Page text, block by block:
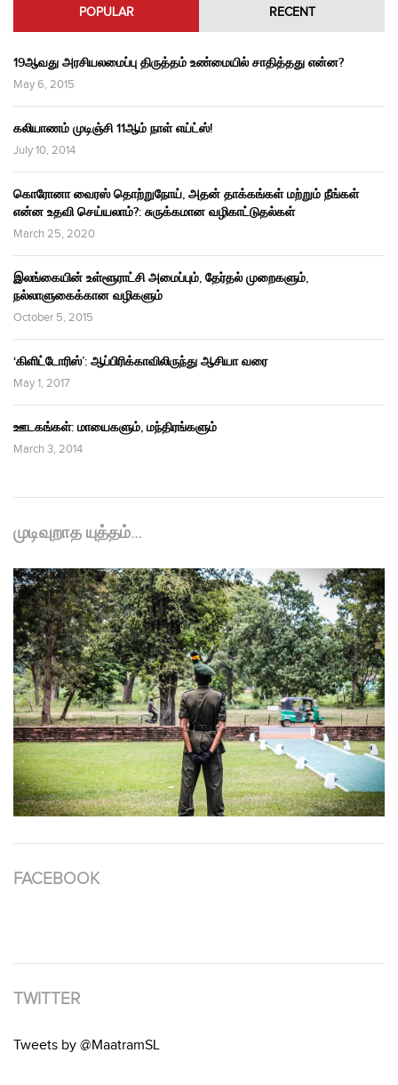
POPULAR RECENT
19ஆவது அரசியலமைப்பு திருத்தம் உண்மையில் சாதித்தது என்ன?
May 6, 2015
கலியாணம் முடிஞ்சி 11ஆம் நாள் எய்ட்ஸ்!
July 10, 2014
கொரோனா வைரஸ் தொற்றுநோய், அதன் தாக்கங்கள் மற்றும் நீங்கள்
என்ன உதவி செய்யலாம்?: சுருக்கமான வழிகாட்டுதல்கள்
March 25, 2020
இலங்கையின் உள்ளூராட்சி அமைப்பும், தேர்தல் முறைகளும்,
நல்லாளுகைக்கான வழிகளும்
October 5, 2015
‘கிளிட்டோரிஸ்’: ஆப்பிரிக்காவிலிருந்து ஆசியா வரை
May 1, 2017
ஊடகங்கள்: மாயைகளும், மந்திரங்களும்
March 3, 2014
முடிவுறாத யுத்தம்…
FACEBOOK
TWITTER
Tweets by @MaatramSL